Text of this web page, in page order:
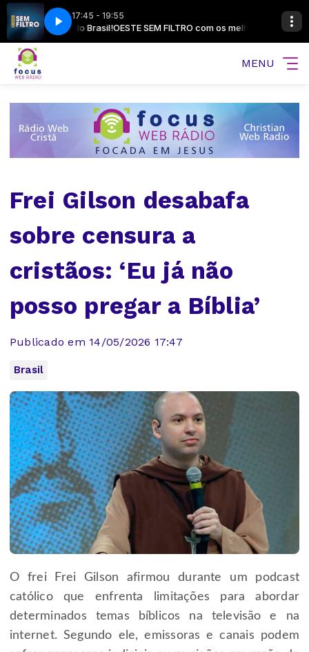
17:45 - 19:55
do Brasil!OESTE SEM FILTRO com os melhores jornalistas e
bloco3Madrugada com Louvor - 06-08-2026-bloco3
MENU
Frei Gilson desabafa
sobre censura a
cristãos: ‘Eu já não
posso pregar a Bíblia’
Publicado em 14/05/2026 17:47
Brasil
O frei Frei Gilson afirmou durante um podcast
católico que enfrenta limitações para abordar
determinados temas bíblicos na televisão e na
internet. Segundo ele, emissoras e canais podem